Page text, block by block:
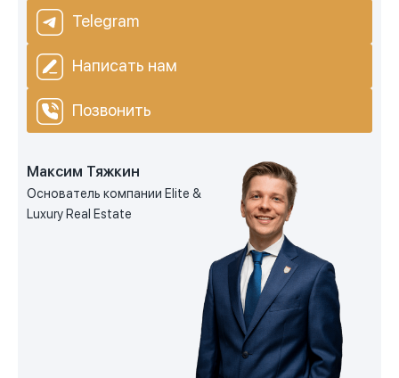
Telegram
Написать нам
Позвонить
Максим Тяжкин
Основатель компании Elite &
Luxury Real Estate